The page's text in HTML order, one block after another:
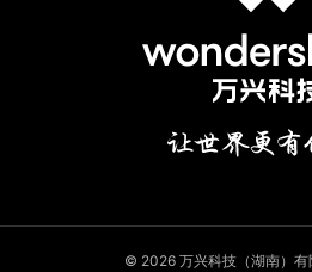
© 2026 万兴科技（湖南）有